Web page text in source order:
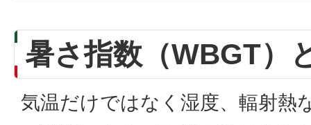
暑さ指数（WBGT）
気温だけではなく湿度、輻射熱